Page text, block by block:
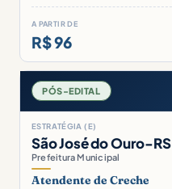
A PARTIR DE
R$ 96
PÓS-EDITAL
ESTRATÉGIA (E)
São José do Ouro-RS
Prefeitura Municipal
Atendente de Creche